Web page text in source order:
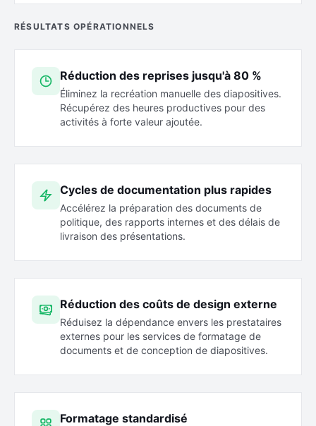
RÉSULTATS OPÉRATIONNELS
Réduction des reprises jusqu'à 80 %
Éliminez la recréation manuelle des diapositives.
Récupérez des heures productives pour des
activités à forte valeur ajoutée.
Cycles de documentation plus rapides
Accélérez la préparation des documents de
politique, des rapports internes et des délais de
livraison des présentations.
Réduction des coûts de design externe
Réduisez la dépendance envers les prestataires
externes pour les services de formatage de
documents et de conception de diapositives.
Formatage standardisé